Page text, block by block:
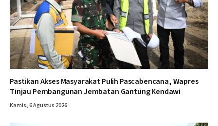
Pastikan Akses Masyarakat Pulih Pascabencana, Wapres
Tinjau Pembangunan Jembatan Gantung Kendawi
Kamis, 6 Agustus 2026